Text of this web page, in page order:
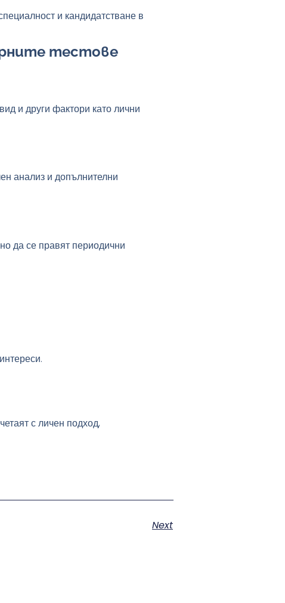
и кандидатстване в
тестове
и други фактори като лични
анализ и допълнителни
да се правят периодични
с личен подход,
Next